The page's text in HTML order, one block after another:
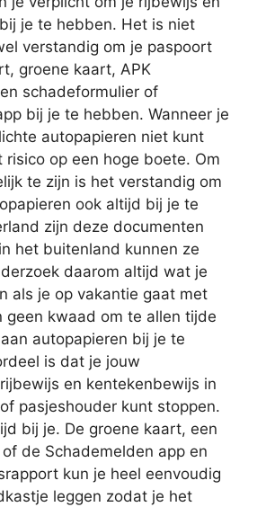
je te hebben. Het is niet
verstandig om je paspoort
groene kaart, APK
schadeformulier of
bij je te hebben. Wanneer je
autopapieren niet kunt
risico op een hoge boete. Om
te zijn is het verstandig om
ook altijd bij je te
zijn deze documenten
het buitenland kunnen ze
daarom altijd wat je
als je op vakantie gaat met
geen kwaad om te allen tijde
autopapieren bij je te
is dat je jouw
en kentekenbewijs in
pasjeshouder kunt stoppen.
bij je. De groene kaart, een
de Schademelden app en
kun je heel eenvoudig
leggen zodat je het